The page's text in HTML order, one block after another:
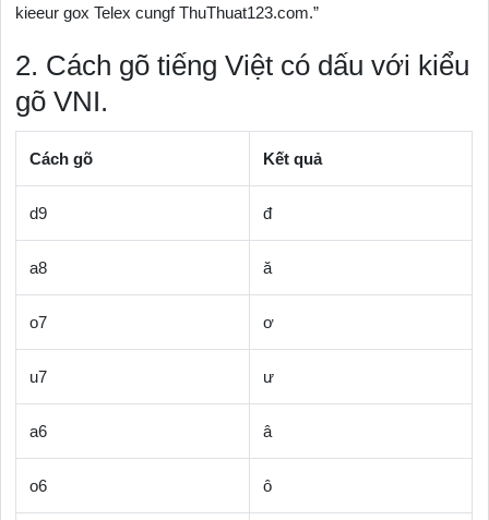
kieeur gox Telex cungf ThuThuat123.com.”
2. Cách gõ tiếng Việt có dấu với kiểu
gõ VNI.
Cách gõ Kết quả
d9 đ
a8 ă
o7 ơ
u7 ư
a6 â
o6 ô